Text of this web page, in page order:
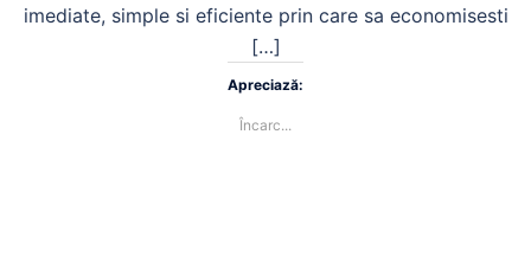
imediate, simple si eficiente prin care sa economisesti
[…]
Apreciază:
Încarc...